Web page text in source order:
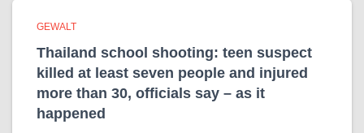
GEWALT
Thailand school shooting: teen suspect
killed at least seven people and injured
more than 30, officials say – as it
happened